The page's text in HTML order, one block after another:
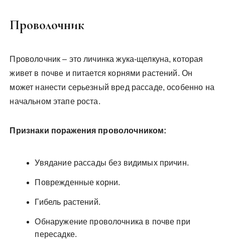
Проволочник
Проволочник – это личинка жука-щелкуна, которая
живет в почве и питается корнями растений. Он
может нанести серьезный вред рассаде, особенно на
начальном этапе роста.
Признаки поражения проволочником:
Увядание рассады без видимых причин.
Поврежденные корни.
Гибель растений.
Обнаружение проволочника в почве при
пересадке.